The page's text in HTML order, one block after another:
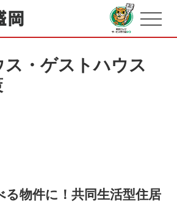
・ゲストハウス
る物件に！共同生活型住居